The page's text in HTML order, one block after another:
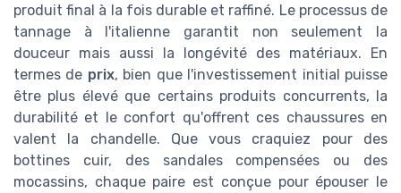
produit final à la fois durable et raffiné. Le processus de
tannage à l'italienne garantit non seulement la
douceur mais aussi la longévité des matériaux. En
termes de prix, bien que l'investissement initial puisse
être plus élevé que certains produits concurrents, la
durabilité et le confort qu'offrent ces chaussures en
valent la chandelle. Que vous craquiez pour des
bottines cuir, des sandales compensées ou des
mocassins, chaque paire est conçue pour épouser le